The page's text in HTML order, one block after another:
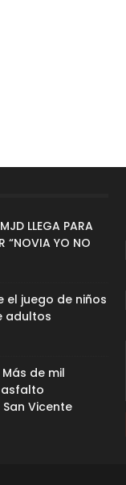
LLEGA PARA
“NOVIA YO NO
el juego de niños
adultos
Más de mil
Vicente